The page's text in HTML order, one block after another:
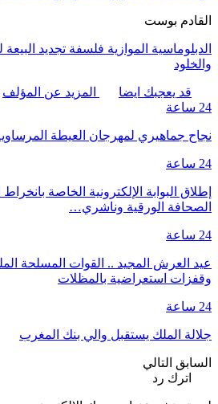
القادم بوست
الدبلوماسية الموازية فلسفة تجديد
والخلود
قد يعجبك ايضا
المزيد عن المؤلف
24 ساعة
نجاح جماهيري لمهرجان العيطة
24 ساعة
إطلاق البوابة الإلكترونية الخاصة
الصحافة الورقية وناشري…
24 ساعة
عيد العرش المجيد .. القوات المسلحة
وقفزات استعراضية بالمظلات
24 ساعة
جلالة الملك يستقبل والي بنك المغرب
السابق التالي
اترك رد